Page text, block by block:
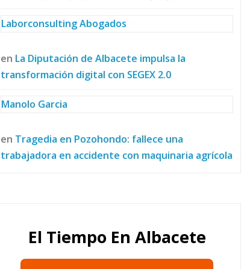
Laborconsulting Abogados
en La Diputación de Albacete impulsa la
transformación digital con SEGEX 2.0
Manolo Garcia
en Tragedia en Pozohondo: fallece una
trabajadora en accidente con maquinaria agrícola
El Tiempo En Albacete